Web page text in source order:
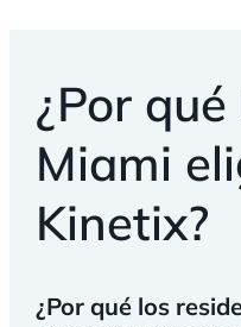
¿Por
Miami
Kinetix?
¿Por qué los